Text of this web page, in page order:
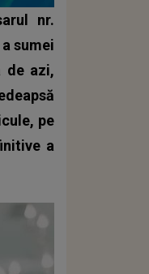
nr.
sumei
de azi,
pe
a